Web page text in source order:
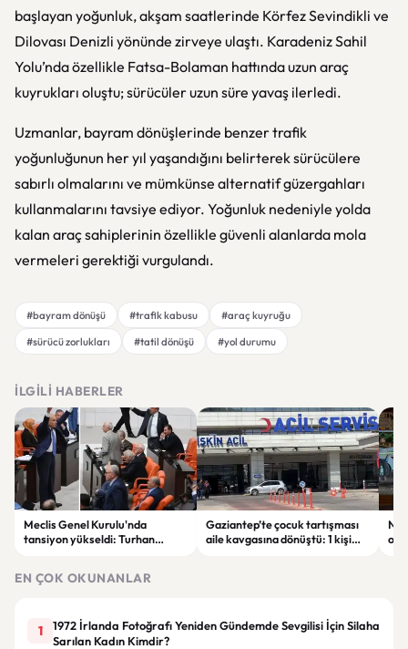
başlayan yoğunluk, akşam saatlerinde Körfez Sevindikli ve
Dilovası Denizli yönünde zirveye ulaştı. Karadeniz Sahil
Yolu’nda özellikle Fatsa-Bolaman hattında uzun araç
kuyrukları oluştu; sürücüler uzun süre yavaş ilerledi.
Uzmanlar, bayram dönüşlerinde benzer trafik
yoğunluğunun her yıl yaşandığını belirterek sürücülere
sabırlı olmalarını ve mümkünse alternatif güzergahları
kullanmalarını tavsiye ediyor. Yoğunluk nedeniyle yolda
kalan araç sahiplerinin özellikle güvenli alanlarda mola
vermeleri gerektiği vurgulandı.
#bayram dönüşü #trafik kabusu
#araç kuyruğu
#sürücü zorlukları
#tatil dönüşü #yol durumu
İLGILI HABERLER
Meclis Genel Kurulu'nda
tansiyon yükseldi: Turhan
Gaziantep’te çocuk tartışması
aile kavgasına dönüştü: 1 kişi
EN ÇOK OKUNANLAR
1
1972 İrlanda Fotoğrafı Yeniden Gündemde Sevgilisi İçin Silaha
Sarılan Kadın Kimdir?